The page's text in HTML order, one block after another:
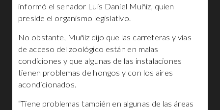
informó el senador Luis Daniel Muñiz, quien
preside el organismo legislativo.
No obstante, Muñiz dijo que las carreteras y vías
de acceso del zoológico están en malas
condiciones y que algunas de las instalaciones
tienen problemas de hongos y con los aires
acondicionados.
“Tiene problemas también en algunas de las áreas